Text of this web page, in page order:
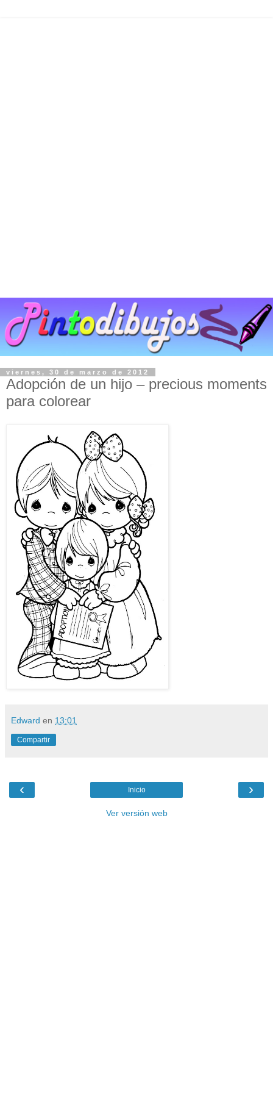
viernes, 30 de marzo de 2012
Adopción de un hijo – precious moments
para colorear
Edward en 13:01
Compartir
‹ ›
Inicio
Ver versión web